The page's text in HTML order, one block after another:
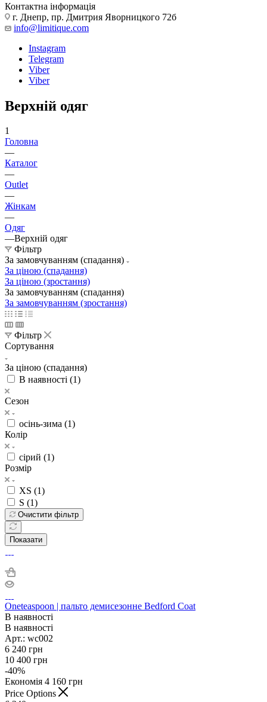
Контактна інформація
г. Днепр, пр. Дмитрия Яворницкого 72б
info@limitique.com
Instagram
Telegram
Viber
Viber
Верхній одяг
1
Головна
—
Каталог
—
Outlet
—
Жінкам
—
Одяг
—Верхній одяг
Фільтр
За замовчуванням (спадання)
За ціною (спадання)
За ціною (зростання)
За замовчуванням (спадання)
За замовчуванням (зростання)
Фільтр
Сортування
За ціною (спадання)
В наявності (1)
Сезон
осінь-зима (1)
Колір
сірий (1)
Розмір
XS (1)
S (1)
Очистити фільтр
Показати
Oneteaspoon | пальто демисезонне Bedford Coat
В наявності
В наявності
Арт.: wc002
6 240 грн
10 400 грн
-40%
Економія 4 160 грн
Price Options